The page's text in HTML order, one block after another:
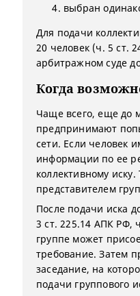
выбран
Для подачи
20 человек (ч. 5 ст.
арбитражном суде
Когда
Чаще всего, еще до
предпринимают
сети. Если человек
информации по ее
коллективному
представителем
После подачи иска
3 ст. 225.14 АПК РФ,
группе может
требование. Затем
заседание, на
подачи группового